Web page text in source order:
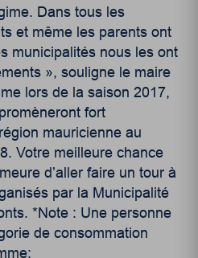
Dans tous les
et même les parents ont
municipalités nous les ont
», souligne le maire
lors de la saison 2017,
fort
mauricienne au
Votre meilleure chance
d’aller faire un tour à
par la Municipalité
*Note : Une personne
de consommation